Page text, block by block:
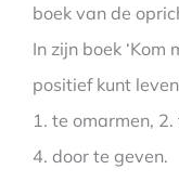
boek van de
In zijn boek ‘Kom
positief kunt
1. te omarmen,
4. door te geven.